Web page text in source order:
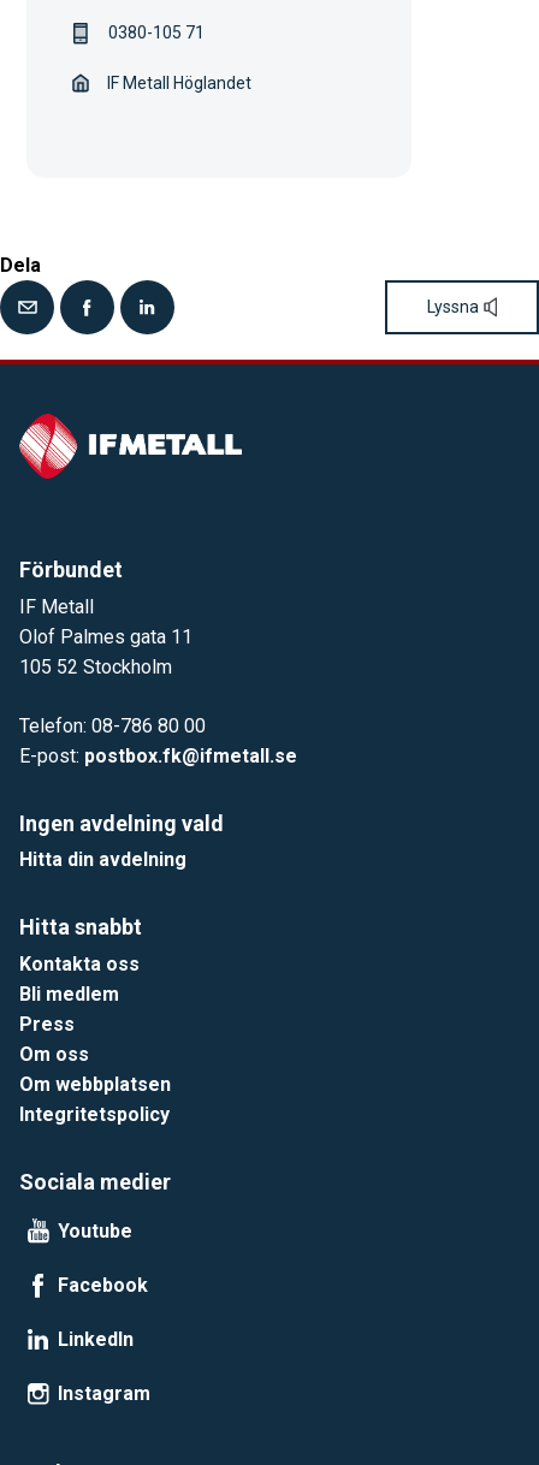
0380-105 71
IF Metall Höglandet
Dela
Lyssna
Förbundet
IF Metall
Olof Palmes gata 11
105 52 Stockholm
Telefon: 08-786 80 00
E-post: postbox.fk@ifmetall.se
Ingen avdelning vald
Hitta din avdelning
Hitta snabbt
Kontakta oss
Bli medlem
Press
Om oss
Om webbplatsen
Integritetspolicy
Sociala medier
Youtube
Facebook
LinkedIn
Instagram